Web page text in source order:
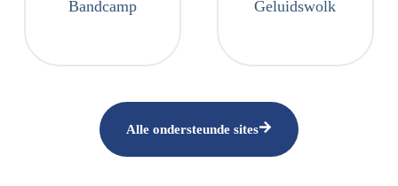
Bandcamp Geluidswolk
Alle ondersteunde sites